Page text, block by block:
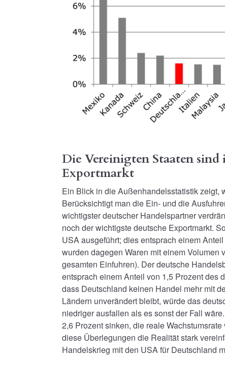
Die Vereinigten Staaten
Exportmarkt
Ein Blick in die Außenhandelsstatistik zeigt,
Berücksichtigt man die Ein- und die
wichtigster deutscher Handelspartner
noch der wichtigste deutsche Exportmarkt.
USA ausgeführt; dies entsprach einem
wurden dagegen Waren mit einem Volumen
gesamten Einfuhren). Der deutsche
entsprach einem Anteil von 1,5 Prozent des
dass Deutschland keinen Handel mehr mit
Ländern unverändert bleibt, würde das
niedriger ausfallen als es sonst der Fall
2,6 Prozent sinken, die reale
diese Überlegungen die Realität stark
Handelskrieg mit den USA für Deutschland